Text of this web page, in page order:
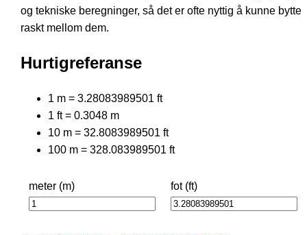
og tekniske beregninger, så det er ofte nyttig å kunne bytte
raskt mellom dem.
Hurtigreferanse
1 m = 3.28083989501 ft
1 ft = 0.3048 m
10 m = 32.8083989501 ft
100 m = 328.083989501 ft
meter (m) fot (ft)